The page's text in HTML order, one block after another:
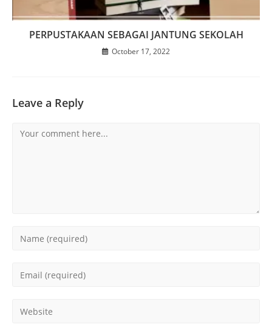
PERPUSTAKAAN SEBAGAI JANTUNG SEKOLAH
October 17, 2022
Leave a Reply
Comment
Enter
Enter
address
Enter